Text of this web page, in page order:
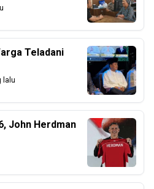
Teladani
lalu
John Herdman